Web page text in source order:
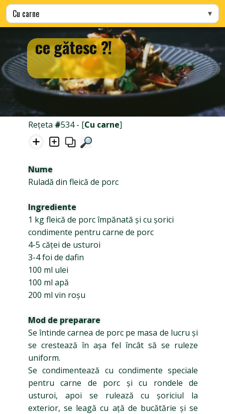
Alege categoria
ce gătesc ?!
Rețeta #534 - [Cu carne]
Nume
Ruladă din fleică de porc
Ingrediente
1 kg fleică de porc împănată și cu șorici
condimente pentru carne de porc
4-5 căței de usturoi
3-4 foi de dafin
100 ml ulei
100 ml apă
200 ml vin roșu
Mod de preparare
Se întinde carnea de porc pe masa de lucru și
se crestează în așa fel încât să se ruleze
uniform.
Se condimentează cu condimente speciale
pentru carne de porc și cu rondele de
usturoi, apoi se rulează cu șoriciul la
exterior, se leagă cu ață de bucătărie și se